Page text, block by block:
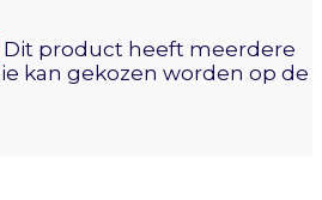
Dit product heeft meerdere
kan gekozen worden op de